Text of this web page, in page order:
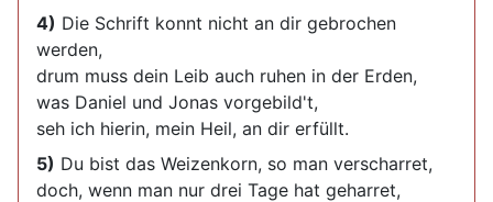
4) Die Schrift konnt nicht an dir gebrochen
werden,
drum muss dein Leib auch ruhen in der Erden,
was Daniel und Jonas vorgebild't,
seh ich hierin, mein Heil, an dir erfüllt.
5) Du bist das Weizenkorn, so man verscharret,
doch, wenn man nur drei Tage hat geharret,